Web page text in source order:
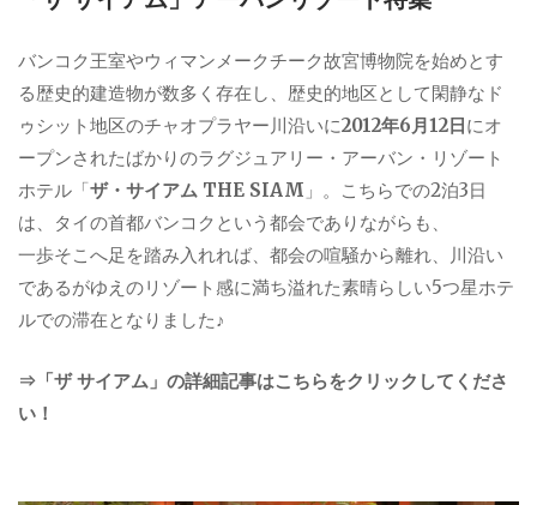
バンコク王室やウィマンメークチーク故宮博物院を始めとす
る歴史的建造物が数多く存在し、歴史的地区として閑静なド
ゥシット地区のチャオプラヤー川沿いに2012年6月12日にオ
ープンされたばかりのラグジュアリー・アーバン・リゾート
ホテル「ザ・サイアム THE SIAM 」。こちらでの2泊3日
は、タイの首都バンコクという都会でありながらも、
一歩そこへ足を踏み入れれば、都会の喧騒から離れ、川沿い
であるがゆえのリゾート感に満ち溢れた素晴らしい5つ星ホテ
ルでの滞在となりました♪
⇒「ザ サイアム」の詳細記事はこちらをクリックしてくださ
い！